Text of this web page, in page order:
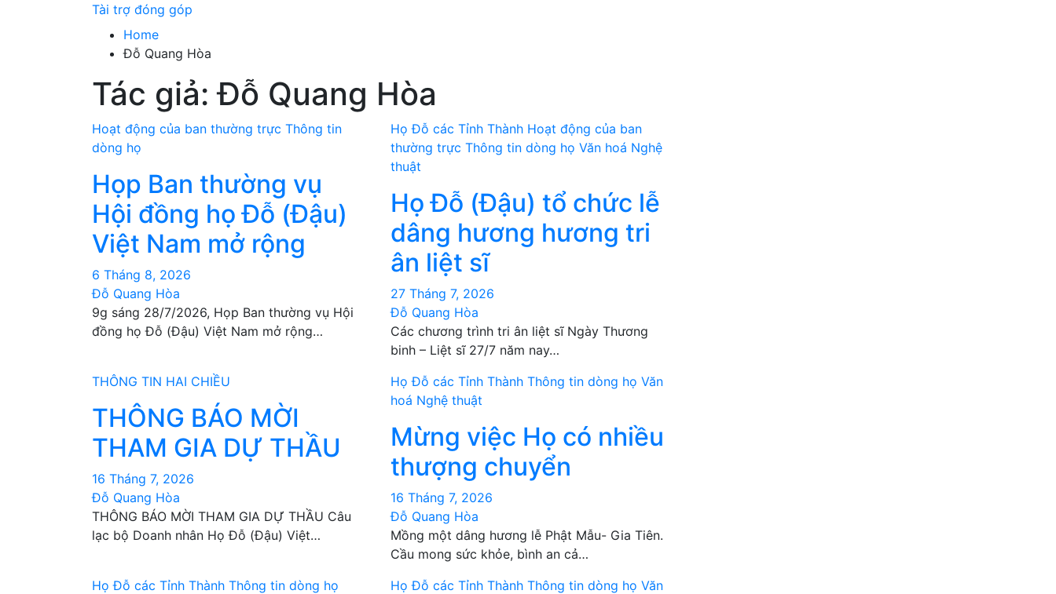
Tài trợ đóng góp
Home
Đỗ Quang Hòa
Tác giả:Đỗ Quang Hòa
Hoạt động của ban thường trực Thông tin
dòng họ
Họp Ban thường vụ
Hội đồng họ Đỗ (Đậu)
Việt Nam mở rộng
6 Tháng 8, 2026
Đỗ Quang Hòa
9g sáng 28/7/2026, Họp Ban thường vụ Hội
đồng họ Đỗ (Đậu) Việt Nam mở rộng…
Họ Đỗ các Tỉnh Thành Hoạt động của ban
thường trực Thông tin dòng họ Văn hoá Nghệ
thuật
Họ Đỗ (Đậu) tổ chức lễ
dâng hương hương tri
ân liệt sĩ
27 Tháng 7, 2026
Đỗ Quang Hòa
Các chương trình tri ân liệt sĩ Ngày Thương
binh – Liệt sĩ 27/7 năm nay…
THÔNG TIN HAI CHIỀU
THÔNG BÁO MỜI
THAM GIA DỰ THẦU
16 Tháng 7, 2026
Đỗ Quang Hòa
THÔNG BÁO MỜI THAM GIA DỰ THẦU Câu
lạc bộ Doanh nhân Họ Đỗ (Đậu) Việt…
Họ Đỗ các Tỉnh Thành Thông tin dòng họ Văn
hoá Nghệ thuật
Mừng việc Họ có nhiều
thượng chuyển
16 Tháng 7, 2026
Đỗ Quang Hòa
Mồng một dâng hương lễ Phật Mẫu- Gia Tiên.
Cầu mong sức khỏe, bình an cả…
Họ Đỗ các Tỉnh Thành Thông tin dòng họ Họ Đỗ các Tỉnh Thành Thông tin dòng họ Văn